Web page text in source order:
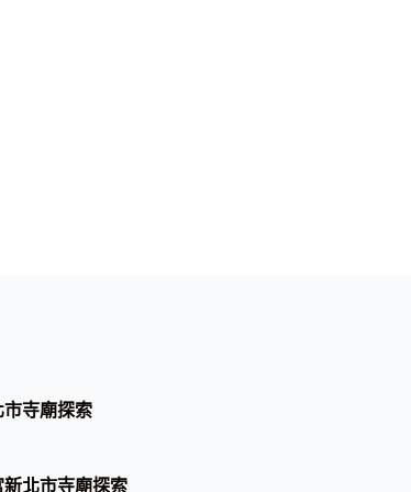
寺廟探索
北市寺廟探索